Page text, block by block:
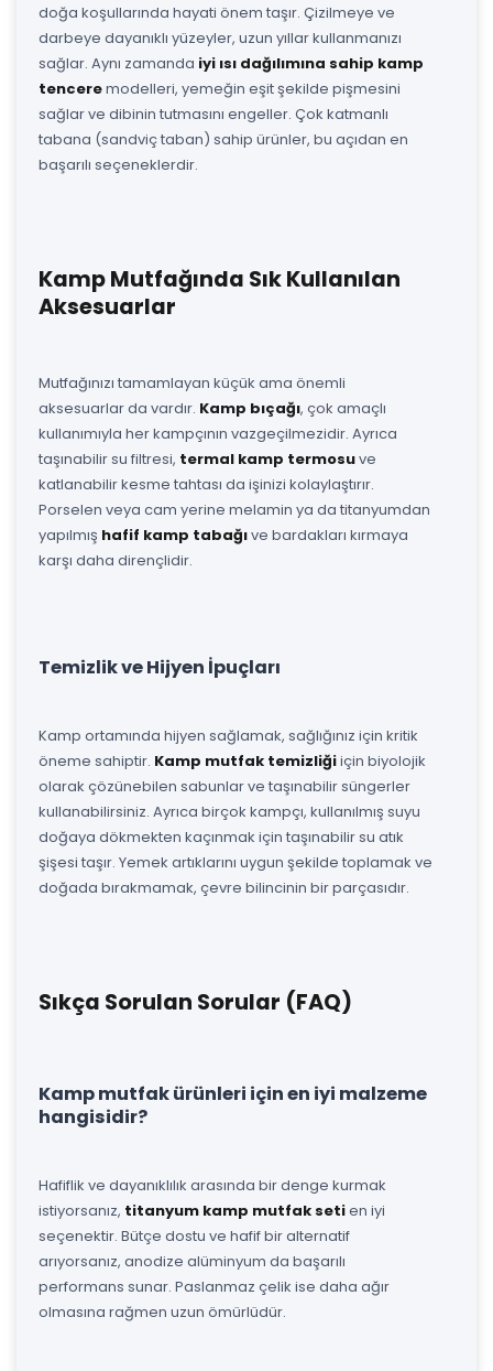
doğa koşullarında hayati önem taşır. Çizilmeye ve
darbeye dayanıklı yüzeyler, uzun yıllar kullanmanızı
sağlar. Aynı zamanda iyi ısı dağılımına sahip kamp
tenceremodelleri, yemeğin eşit şekilde pişmesini
sağlar ve dibinin tutmasını engeller. Çok katmanlı
tabana (sandviç taban) sahip ürünler, bu açıdan en
başarılı seçeneklerdir.
Kamp Mutfağında Sık Kullanılan
Aksesuarlar
Mutfağınızı tamamlayan küçük ama önemli
aksesuarlar da vardır. Kamp bıçağı, çok amaçlı
kullanımıyla her kampçının vazgeçilmezidir. Ayrıca
taşınabilir su filtresi, termal kamp termosuve
katlanabilir kesme tahtası da işinizi kolaylaştırır.
Porselen veya cam yerine melamin ya da titanyumdan
yapılmış hafif kamp tabağıve bardakları kırmaya
karşı daha dirençlidir.
Temizlik ve Hijyen İpuçları
Kamp ortamında hijyen sağlamak, sağlığınız için kritik
öneme sahiptir. Kamp mutfak temizliğiiçin biyolojik
olarak çözünebilen sabunlar ve taşınabilir süngerler
kullanabilirsiniz. Ayrıca birçok kampçı, kullanılmış suyu
doğaya dökmekten kaçınmak için taşınabilir su atık
şişesi taşır. Yemek artıklarını uygun şekilde toplamak ve
doğada bırakmamak, çevre bilincinin bir parçasıdır.
Sıkça Sorulan Sorular (FAQ)
Kamp mutfak ürünleri için en iyi malzeme
hangisidir?
Hafiflik ve dayanıklılık arasında bir denge kurmak
istiyorsanız, titanyum kamp mutfak setien iyi
seçenektir. Bütçe dostu ve hafif bir alternatif
arıyorsanız, anodize alüminyum da başarılı
performans sunar. Paslanmaz çelik ise daha ağır
olmasına rağmen uzun ömürlüdür.